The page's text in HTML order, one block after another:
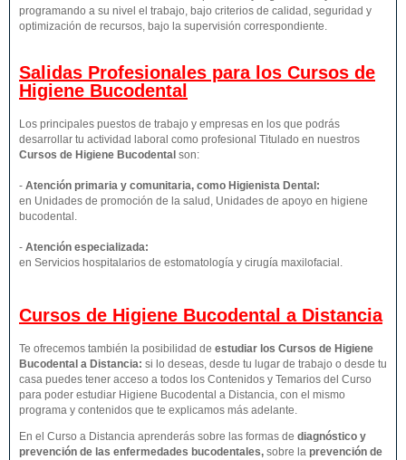
programando a su nivel el trabajo, bajo criterios de calidad, seguridad y
optimización de recursos, bajo la supervisión correspondiente.
Salidas Profesionales para los Cursos de
Higiene Bucodental
Los principales puestos de trabajo y empresas en los que podrás
desarrollar tu actividad laboral como profesional Titulado en nuestros
Cursos de Higiene Bucodental son:
- Atención primaria y comunitaria, como Higienista Dental:
en Unidades de promoción de la salud, Unidades de apoyo en higiene
bucodental.
- Atención especializada:
en Servicios hospitalarios de estomatología y cirugía maxilofacial.
Cursos de Higiene Bucodental a Distancia
Te ofrecemos también la posibilidad de estudiar los Cursos de Higiene
Bucodental a Distancia: si lo deseas, desde tu lugar de trabajo o desde tu
casa puedes tener acceso a todos los Contenidos y Temarios del Curso
para poder estudiar Higiene Bucodental a Distancia, con el mismo
programa y contenidos que te explicamos más adelante.
En el Curso a Distancia aprenderás sobre las formas de diagnóstico y
prevención de las enfermedades bucodentales, sobre la prevención de